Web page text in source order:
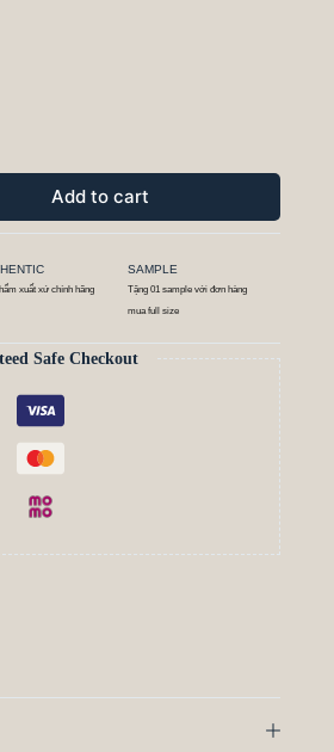
Add to cart
xuất xứ chính hãng
SAMPLE
Tặng 01 sample với đơn hàng
mua full size
Safe Checkout